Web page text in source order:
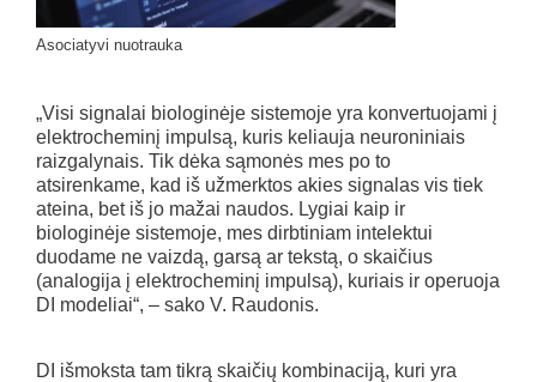
Asociatyvi nuotrauka
„Visi signalai biologinėje sistemoje yra konvertuojami į
elektrocheminį impulsą, kuris keliauja neuroniniais
raizgalynais. Tik dėka sąmonės mes po to
atsirenkame, kad iš užmerktos akies signalas vis tiek
ateina, bet iš jo mažai naudos. Lygiai kaip ir
biologinėje sistemoje, mes dirbtiniam intelektui
duodame ne vaizdą, garsą ar tekstą, o skaičius
(analogija į elektrocheminį impulsą), kuriais ir operuoja
DI modeliai“, – sako V. Raudonis.
DI išmoksta tam tikrą skaičių kombinaciją, kuri yra